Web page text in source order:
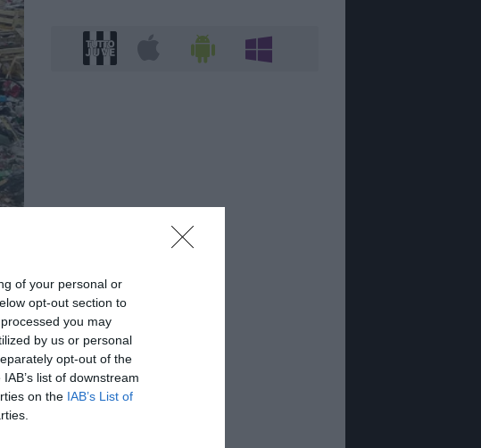
of your personal or
opt-out section to
you may
by us or personal
opt-out of the
list of downstream
on the IAB’s List of